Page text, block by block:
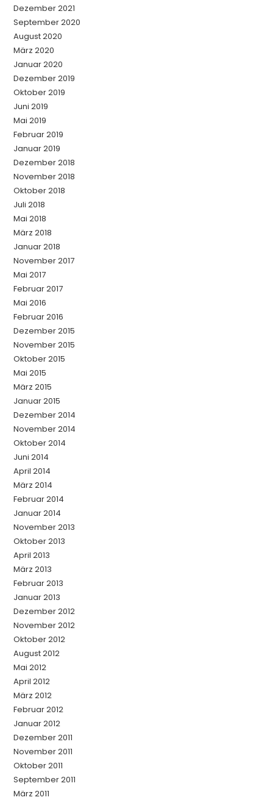
Dezember 2021
September 2020
August 2020
März 2020
Januar 2020
Dezember 2019
Oktober 2019
Juni 2019
Mai 2019
Februar 2019
Januar 2019
Dezember 2018
November 2018
Oktober 2018
Juli 2018
Mai 2018
März 2018
Januar 2018
November 2017
Mai 2017
Februar 2017
Mai 2016
Februar 2016
Dezember 2015
November 2015
Oktober 2015
Mai 2015
März 2015
Januar 2015
Dezember 2014
November 2014
Oktober 2014
Juni 2014
April 2014
März 2014
Februar 2014
Januar 2014
November 2013
Oktober 2013
April 2013
März 2013
Februar 2013
Januar 2013
Dezember 2012
November 2012
Oktober 2012
August 2012
Mai 2012
April 2012
März 2012
Februar 2012
Januar 2012
Dezember 2011
November 2011
Oktober 2011
September 2011
März 2011